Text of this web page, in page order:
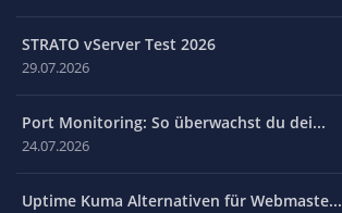
STRATO vServer Test 2026
29.07.2026
Port Monitoring: So überwachst du dei...
24.07.2026
Uptime Kuma Alternativen für Webmaste...